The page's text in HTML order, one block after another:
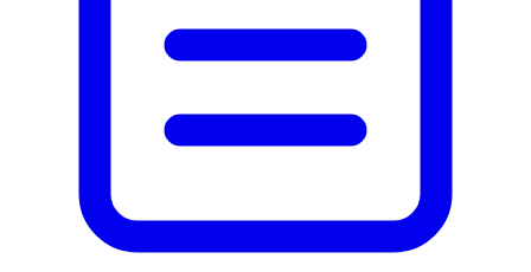
- Utan läkares ordination bör Pronaxen användas högst
5 dagar i följd vid smärta och 3 dagar i följd vid feber.
- Svälj tabletten tillsammans med vätska. Tabletten kan
du är gravid och ammar.